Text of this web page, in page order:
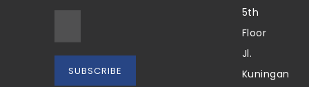
5th
Floor
Jl.
Kuningan